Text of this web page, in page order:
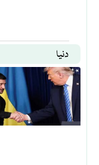
دنیا